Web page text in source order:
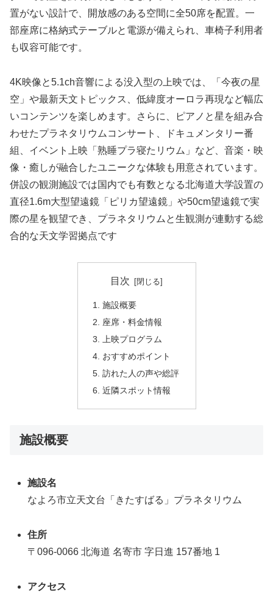
置がない設計で、開放感のある空間に全50席を配置。一
部座席に格納式テーブルと電源が備えられ、車椅子利用者
も収容可能です。
4K映像と5.1ch音響による没入型の上映では、「今夜の星
空」や最新天文トピックス、低緯度オーロラ再現など幅広
いコンテンツを楽しめます。さらに、ピアノと星を組み合
わせたプラネタリウムコンサート、ドキュメンタリー番
組、イベント上映「熟睡プラ寝たリウム」など、音楽・映
像・癒しが融合したユニークな体験も用意されています。
併設の観測施設では国内でも有数となる北海道大学設置の
直径1.6m大型望遠鏡「ピリカ望遠鏡」や50cm望遠鏡で実
際の星を観望でき、プラネタリウムと生観測が連動する総
合的な天文学習拠点です
目次
施設概要
座席・料金情報
上映プログラム
おすすめポイント
訪れた人の声や総評
近隣スポット情報
施設概要
施設名
なよろ市立天文台「きたすばる」プラネタリウム
住所
〒096-0066 北海道 名寄市 字日進 157番地 1
アクセス